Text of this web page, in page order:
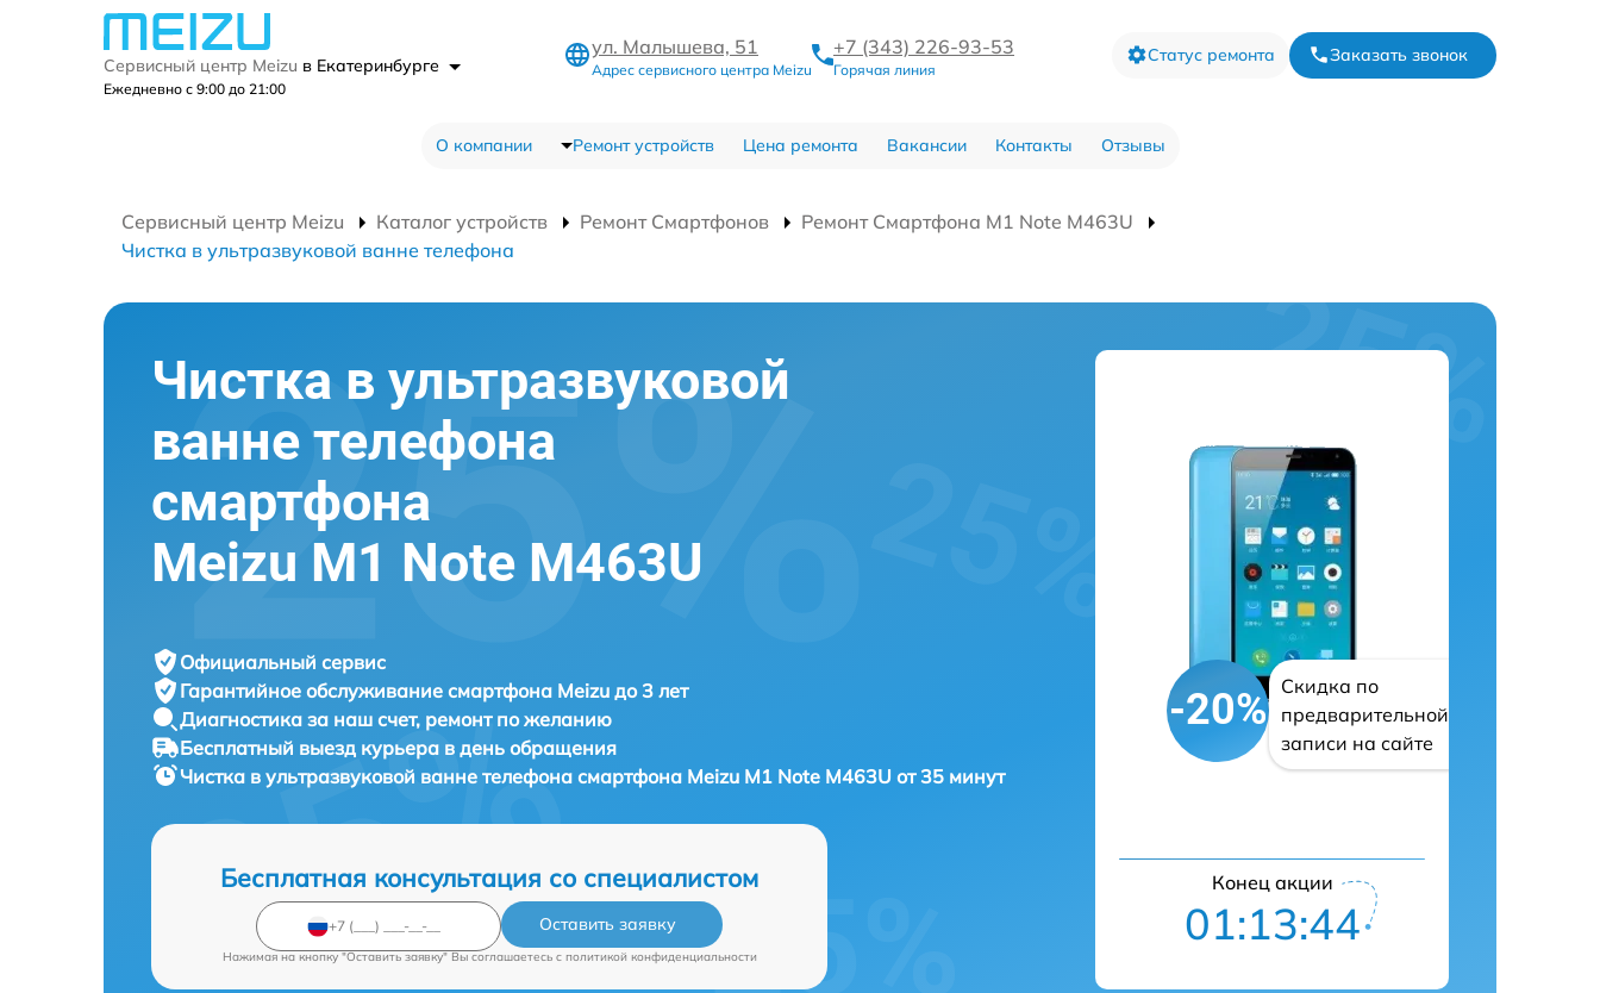
Сервисный центр Meizu в Екатеринбурге
Ежедневно с 9:00 до 21:00
ул. Малышева, 51
Адрес сервисного центра Meizu
+7 (343) 226-93-53
Горячая линия
Статус ремонта Заказать звонок
О компании Ремонт устройств Цена ремонта Вакансии Контакты Отзывы
Сервисный центр Meizu Каталог устройств Ремонт Смартфонов
Ремонт Смартфона M1 Note M463U
Чистка в ультразвуковой ванне телефона
Чистка в ультразвуковой
ванне телефона
смартфона
Meizu M1 Note M463U
Официальный сервис
Гарантийное обслуживание смартфона Meizu до 3 лет
Диагностика за наш счет, ремонт по желанию
Бесплатный выезд курьера в день обращения
Чистка в ультразвуковой ванне телефона смартфона Meizu M1 Note M463U от 35 минут
Бесплатная консультация со специалистом
Оставить заявку
Нажимая на кнопку "Оставить заявку" Вы соглашаетесь c политикой конфиденциальности
-20%
Скидка по
предварительной
записи на сайте
Конец акции
01:13:43